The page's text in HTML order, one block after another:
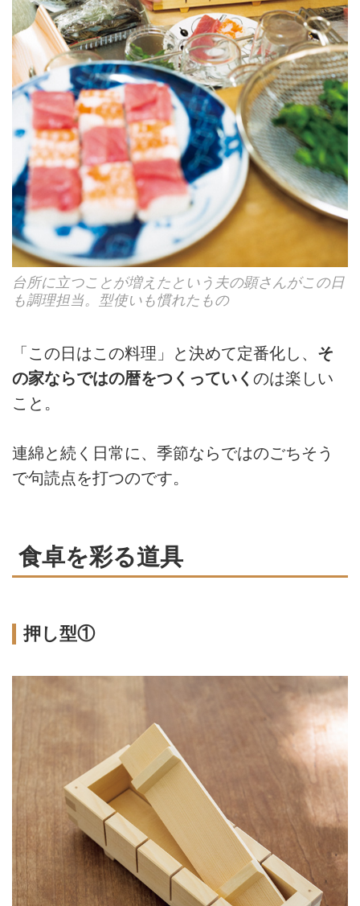
台所に立つことが増えたという夫の顕さんがこの日
も調理担当。型使いも慣れたもの
「この日はこの料理」と決めて定番化し、 そ
の家ならではの暦をつくっていく のは楽しい
こと。
連綿と続く日常に、季節ならではのごちそう
で句読点を打つのです。
食卓を彩る道具
押し型①